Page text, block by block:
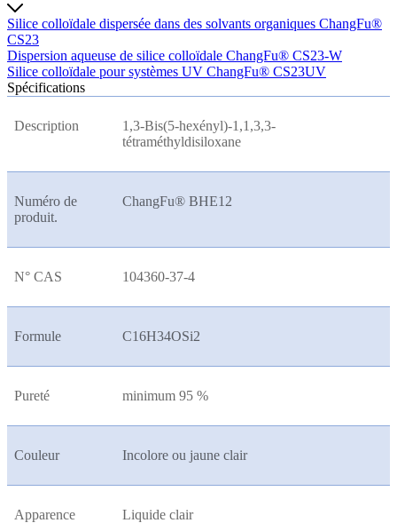
Silice colloïdale dispersée dans des solvants organiques ChangFu®
CS23
Dispersion aqueuse de silice colloïdale ChangFu® CS23-W
Silice colloïdale pour systèmes UV ChangFu® CS23UV
Spécifications
Description
1,3-Bis(5-hexényl)-1,1,3,3-
tétraméthyldisiloxane
Numéro de
produit.
ChangFu® BHE12
N° CAS 104360-37-4
Formule C16H34OSi2
Pureté minimum 95 %
Couleur Incolore ou jaune clair
Apparence Liquide clair